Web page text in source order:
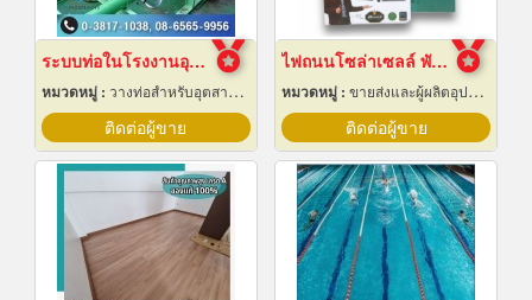
ระบบท่อในโรงงานอุตสาหกรรม
หมวดหมู่ : วางท่อสำหรับอุตสาหกรรมท่อ
ติดต่อผู้ขาย
ไฟถนนโซล่าเซลล์ พัทยา ชลบุรี
หมวดหมู่ : ขายส่งและผู้ผลิตอุปกรณ์เครื่องใช้ไฟฟ้า
ติดต่อผู้ขาย